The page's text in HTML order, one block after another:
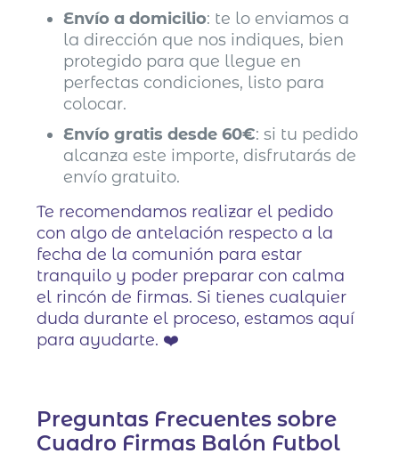
Envío a domicilio: te lo enviamos a
la dirección que nos indiques, bien
protegido para que llegue en
perfectas condiciones, listo para
colocar.
Envío gratis desde 60€: si tu pedido
alcanza este importe, disfrutarás de
envío gratuito.
Te recomendamos realizar el pedido
con algo de antelación respecto a la
fecha de la comunión para estar
tranquilo y poder preparar con calma
el rincón de firmas. Si tienes cualquier
duda durante el proceso, estamos aquí
para ayudarte. ❤️
Preguntas Frecuentes sobre
Cuadro Firmas Balón Futbol